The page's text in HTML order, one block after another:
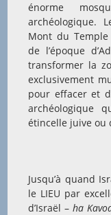
énorme
archéologique.
Mont du
de l’époque
transformer la
exclusivement
pour effacer et
archéologique
étincelle juive ou
Jusqu’à quand
le LIEU par
d’Israël –ha